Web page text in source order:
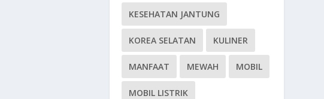
KESEHATAN JANTUNG
KOREA SELATAN KULINER
MANFAAT MEWAH MOBIL
MOBIL LISTRIK